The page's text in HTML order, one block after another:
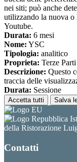
nei siti; può anche
utilizzando la nuova o
Youtube.
Durata: 6 mesi
Nome: YSC
Tipologia: analitico
Proprieta: Terze Parti
Descrizione: Questo
traccia delle
Durata: Sessione
Accetta tutti Salva
della Ristorazione
Contatti